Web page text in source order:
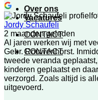
Over ons
Vacatures
CONTACT
CONTACT
Jordy Schaufeli
2 maanden geleden
Al jaren werken wij met
Gebr. Rouwenhorst.
tweede veranda
kinderen geplaatst en
verzorgd. Zoals altijd is
uitgevoerd.